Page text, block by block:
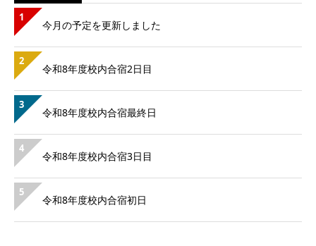
1
今月の予定を更新しました
2
令和8年度校内合宿2日目
3
令和8年度校内合宿最終日
4
令和8年度校内合宿3日目
5
令和8年度校内合宿初日